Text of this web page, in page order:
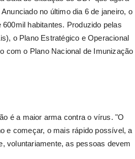
no último dia 6 de janeiro, o
habitantes. Produzido pelas
o Plano Estratégico e Operacional
com o Plano Nacional de Imunização
é a maior arma contra o vírus. "O
e começar, o mais rápido possível, a
voluntariamente, as pessoas devem